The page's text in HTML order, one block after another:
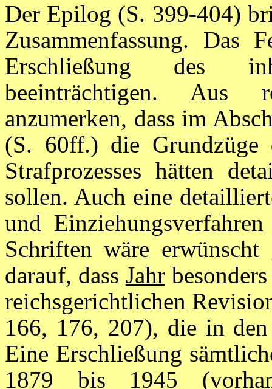
Der Epilog (S. 399-404)
Zusammenfassung. Das
Erschließung des
beeinträchtigen. Aus
anzumerken, dass im
(S. 60ff.) die Grundzüge
Strafprozesses hätten
sollen. Auch eine
und
Schriften wäre erwünscht
darauf, dass Jahr
reichsgerichtlichen
166, 176, 207), die in
Eine Erschließung
1879 bis 1945